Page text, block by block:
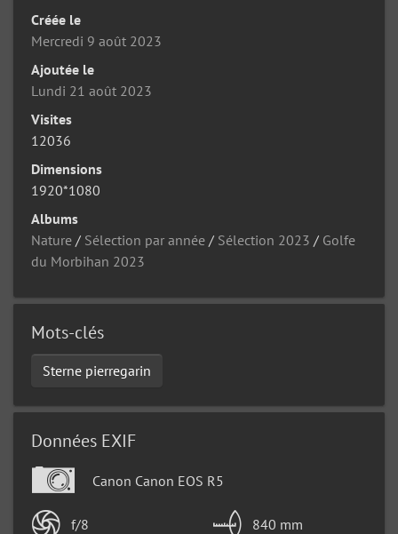
Créée le
Mercredi 9 août 2023
Ajoutée le
Lundi 21 août 2023
Visites
12036
Dimensions
1920*1080
Albums
Nature / Sélection par année / Sélection 2023 / Golfe
du Morbihan 2023
Mots-clés
Sterne pierregarin
Données EXIF
Canon Canon EOS R5
f/8 840 mm